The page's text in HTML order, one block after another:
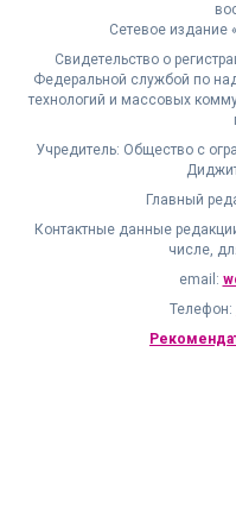
Сетевое издание
Свидетельство о
Федеральной службой по
технологий и массовых
Учредитель: Общество с
Главный
Контактные данные
числе,
email:
Телефон: